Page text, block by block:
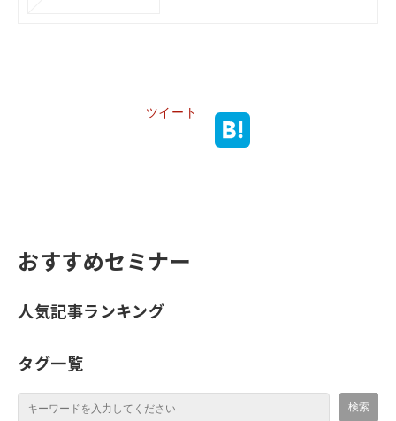
ツイート
おすすめセミナー
人気記事ランキング
タグ一覧